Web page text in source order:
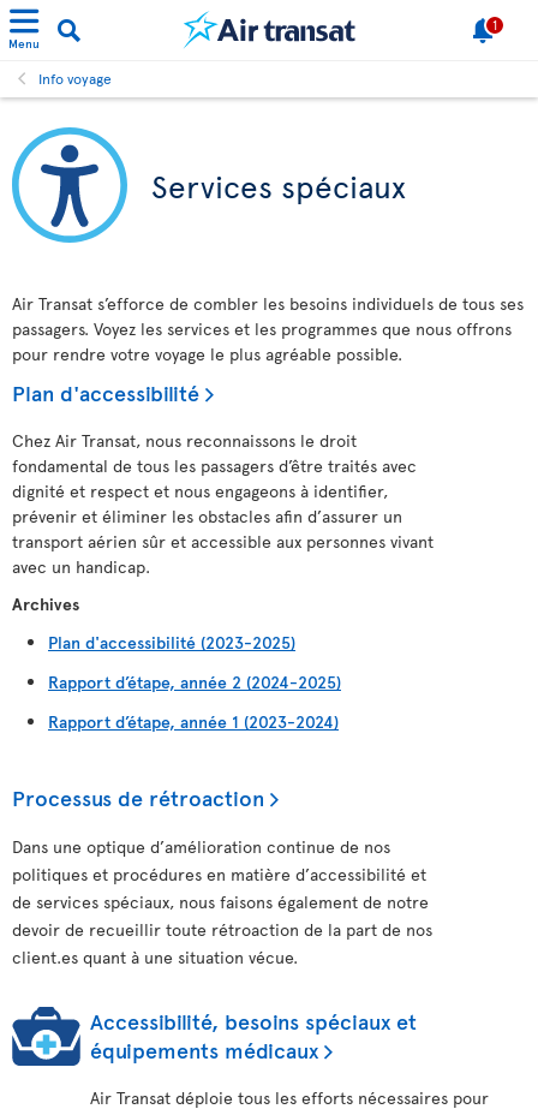
Menu
1
Info voyage
Services spéciaux
Air Transat s’efforce de combler les besoins individuels de tous ses
passagers. Voyez les services et les programmes que nous offrons
pour rendre votre voyage le plus agréable possible.
Plan d'accessibilité
Chez Air Transat, nous reconnaissons le droit
fondamental de tous les passagers d’être traités avec
dignité et respect et nous engageons à identifier,
prévenir et éliminer les obstacles afin d’assurer un
transport aérien sûr et accessible aux personnes vivant
avec un handicap.
Archives
Plan d'accessibilité (2023-2025)
Rapport d’étape, année 2 (2024-2025)
Rapport d’étape, année 1 (2023-2024)
Processus de rétroaction
Dans une optique d’amélioration continue de nos
politiques et procédures en matière d’accessibilité et
de services spéciaux, nous faisons également de notre
devoir de recueillir toute rétroaction de la part de nos
client.es quant à une situation vécue.
Accessibilité, besoins spéciaux et
équipements médicaux
Air Transat déploie tous les efforts nécessaires pour